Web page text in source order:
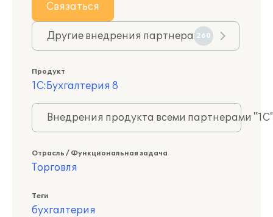
Связаться
Другие внедрения партнера 260
Продукт
1С:Бухгалтерия 8
Внедрения продукта всеми партнерами
Отрасль / Функциональная задача
Торговля
Теги
бухгалтерия